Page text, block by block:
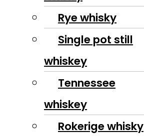
Rye whisky
Single pot still
whiskey
Tennessee
whiskey
Rokerige whisky